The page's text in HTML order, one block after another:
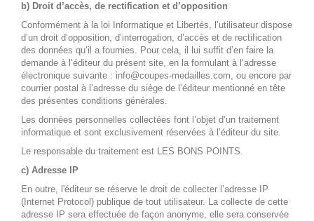
b) Droit d’accès, de rectification et d’opposition
Conformément à la loi Informatique et Libertés, l’utilisateur dispose
d’un droit d’opposition, d’interrogation, d’accès et de rectification
des données qu’il a fournies. Pour cela, il lui suffit d’en faire la
demande à l’éditeur du présent site, en la formulant à l’adresse
électronique suivante : info@coupes-medailles.com, ou encore par
courrier postal à l’adresse du siège de l’éditeur mentionné en tête
des présentes conditions générales.
Les données personnelles collectées font l’objet d’un traitement
informatique et sont exclusivement réservées à l’éditeur du site.
Le responsable du traitement est LES BONS POINTS.
c) Adresse IP
En outre, l'éditeur se réserve le droit de collecter l’adresse IP
(Internet Protocol) publique de tout utilisateur. La collecte de cette
adresse IP sera effectuée de façon anonyme, elle sera conservée